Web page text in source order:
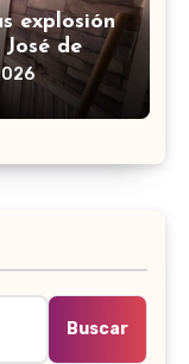
explosión
de
Buscar